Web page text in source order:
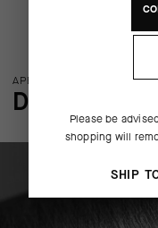
APERÇU DE LA
DÉTAILS DE
Please be
shopping will
SHIP